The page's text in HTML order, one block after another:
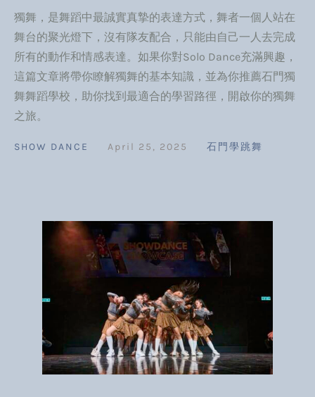
獨舞，是舞蹈中最誠實真摯的表達方式，舞者一個人站在
舞台的聚光燈下，沒有隊友配合，只能由自己一人去完成
所有的動作和情感表達。如果你對Solo Dance充滿興趣，
這篇文章將帶你瞭解獨舞的基本知識，並為你推薦石門獨
舞舞蹈學校，助你找到最適合的學習路徑，開啟你的獨舞
之旅。
SHOW DANCE April 25, 2025 石門學跳舞